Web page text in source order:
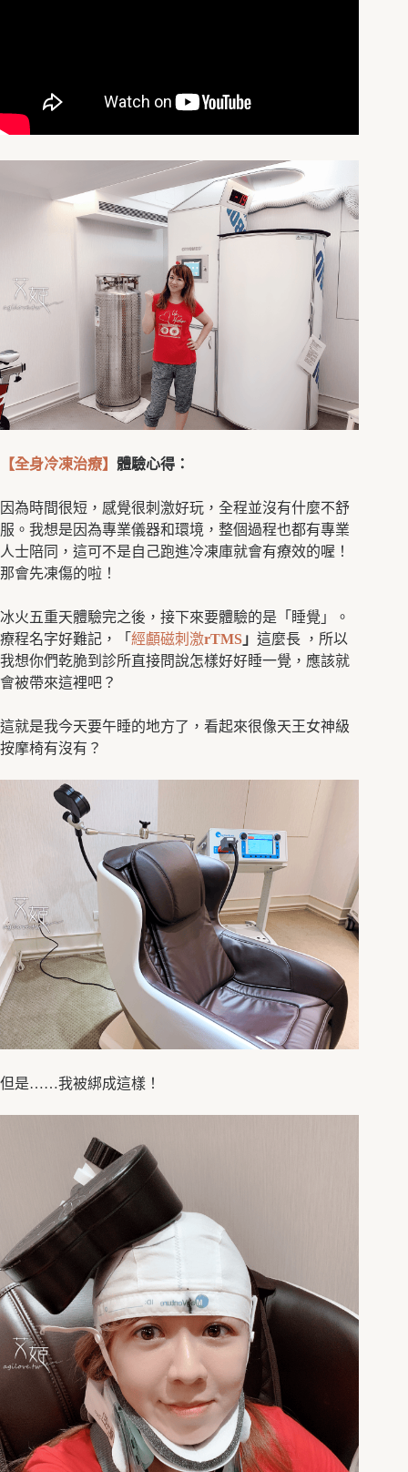
【全身冷凍治療】 體驗心得：
因為時間很短，感覺很刺激好玩，全程並沒有什麼不舒
服。我想是因為專業儀器和環境，整個過程也都有專業
人士陪同，這可不是自己跑進冷凍庫就會有療效的喔！
那會先凍傷的啦！
冰火五重天體驗完之後，接下來要體驗的是「睡覺」。
療程名字好難記，「 經顱磁刺激rTMS 」 這麼長 ，所以
我想你們乾脆到診所直接問說怎樣好好睡一覺，應該就
會被帶來這裡吧？
這就是我今天要午睡的地方了，看起來很像天王女神級
按摩椅有沒有？
但是……我被綁成這樣！